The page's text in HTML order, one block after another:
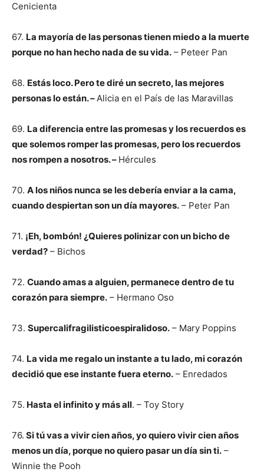
Cenicienta
67. La mayoría de las personas tienen miedo a la muerte
porque no han hecho nada de su vida. – Peteer Pan
68. Estás loco. Pero te diré un secreto, las mejores
personas lo están. –Alicia en el País de las Maravillas
69. La diferencia entre las promesas y los recuerdos es
que solemos romper las promesas, pero los recuerdos
nos rompen a nosotros. – Hércules
70. A los niños nunca se les debería enviar a la cama,
cuando despiertan son un día mayores. – Peter Pan
71. ¡Eh, bombón! ¿Quieres polinizar con un bicho de
verdad? – Bichos
72. Cuando amas a alguien, permanece dentro de tu
corazón para siempre. – Hermano Oso
73. Supercalifragilisticoespiralidoso. – Mary Poppins
74. La vida me regalo un instante a tu lado, mi corazón
decidió que ese instante fuera eterno. – Enredados
75. Hasta el infinito y más all. – Toy Story
76. Si tú vas a vivir cien años, yo quiero vivir cien años
menos un día, porque no quiero pasar un día sin ti. –
Winnie the Pooh